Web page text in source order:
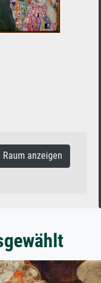
anzeigen